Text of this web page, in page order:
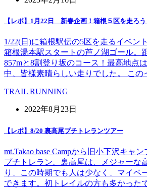
【レポ】1月22日 新春企画！箱根５区を走ろ
1/22(日)に箱根駅伝の5区を走るイベン
箱根湯本駅スタートの芦ノ湖ゴール。
857mと8割登り坂のコース！最高地点
中、皆様素晴らしい走りでした。 こ
TRAIL RUNNING
2022年8月23日
【レポ】8/20 裏高尾プチトレランツアー
mt.Takao base Campから旧小下沢キャ
プチトレラン。裏高尾は、メジャーな
り、この時期でも人は少なく、マイペ
できます。初トレイルの方も多かった